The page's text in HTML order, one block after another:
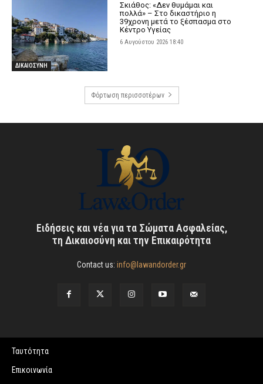
ΔΙΚΑΙΟΣΥΝΗ
Σκιάθος: «Δεν θυμάμαι και
πολλά» – Στο δικαστήριο η
39χρονη μετά το ξέσπασμα στο
Κέντρο Υγείας
6 Αυγούστου 2026 18:40
Φόρτωση περισσοτέρων
Ειδήσεις και νέα για τα Σώματα Ασφαλείας,
τη Δικαιοσύνη και την Επικαιρότητα
Contact us: info@lawandorder.gr
Ταυτότητα
Επικοινωνία